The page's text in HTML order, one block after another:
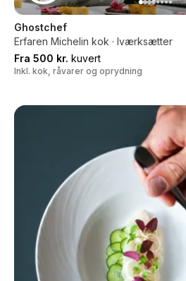
Ghostchef
Erfaren Michelin kok · Iværksætter
Fra 500 kr. kuvert
Inkl. kok, råvarer og oprydning